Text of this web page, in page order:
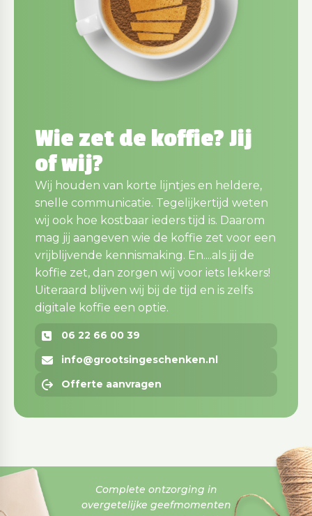
Wie zet de koffie? Jij
of wij?
Wij houden van korte lijntjes en heldere,
snelle communicatie. Tegelijkertijd weten
wij ook hoe kostbaar ieders tijd is. Daarom
mag jij aangeven wie de koffie zet voor een
vrijblijvende kennismaking. En....als jij de
koffie zet, dan zorgen wij voor iets lekkers!
Uiteraard blijven wij bij de tijd en is zelfs
digitale koffie een optie.
06 22 66 00 39
info@grootsingeschenken.nl
Offerte aanvragen
Complete ontzorging in
overgetelijke geefmomenten